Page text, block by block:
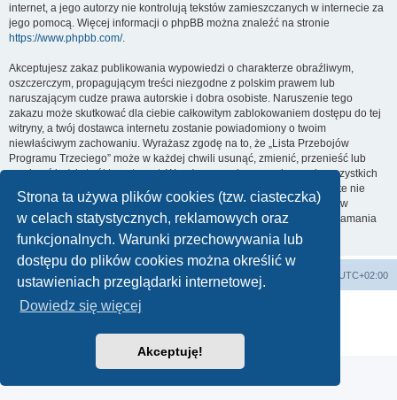
Strona ta używa plików cookies (tzw. ciasteczka)
w celach statystycznych, reklamowych oraz
funkcjonalnych. Warunki przechowywania lub
dostępu do plików cookies można określić w
ustawieniach przeglądarki internetowej.
Dowiedz się więcej
Akceptuję!
internet, a jego autorzy nie kontrolują tekstów zamieszczanych w internecie za
jego pomocą. Więcej informacji o phpBB można znaleźć na stronie
https://www.phpbb.com/.
Akceptujesz zakaz publikowania wypowiedzi o charakterze obraźliwym,
oszczerczym, propagującym treści niezgodne z polskim prawem lub
naruszającym cudze prawa autorskie i dobra osobiste. Naruszenie tego
zakazu może skutkować dla ciebie całkowitym zablokowaniem dostępu do tej
witryny, a twój dostawca internetu zostanie powiadomiony o twoim
niewłaściwym zachowaniu. Wyrażasz zgodę na to, że „Lista Przebojów
Programu Trzeciego” może w każdej chwili usunąć, zmienić, przenieść lub
zamknąć każdy twój temat, post. Wyrażasz zgodę na zapisywanie wszystkich
podanych przez ciebie informacji w naszej bazie danych. Informacje te nie
będą przekazywane nikomu bez twojej zgody, ale ani „Lista Przebojów
Programu Trzeciego”, ani phpBB nie ponosi odpowiedzialności za włamania
do witryny, podczas których może dojść do kradzieży danych.
Lista Przebojów Programu Trzeciego UTC+02:00
Technologię dostarcza
Zasady ochrony danych osobowych